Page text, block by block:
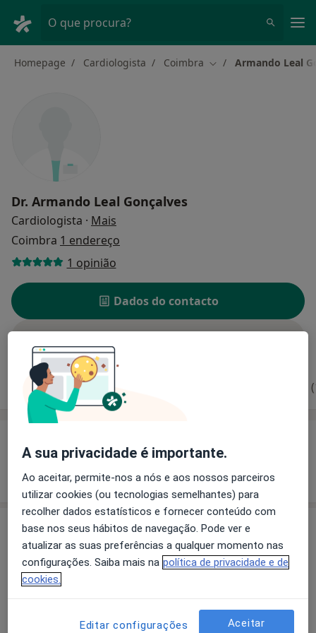
O que procura?
Homepage Cardiologista Coimbra Mudar de cidade
Armando Leal
Dr. Armando Leal Gonçalves
Cardiologista · Mais
Coimbra 1 endereço
1 opinião
Dados do contacto
Experiência Opiniões
Mostrar mais detalhes
sobre a experiência
Preços
Sem informação sobre serviços e preços
Este especialista ainda não adicionou nenhuma
A sua privacidade é importante.
Ao aceitar, permite-nos a nós e aos nossos parceiros
utilizar cookies (ou tecnologias semelhantes) para
recolher dados estatísticos e fornecer conteúdo com
base nos seus hábitos de navegação. Pode ver e
atualizar as suas preferências a qualquer momento nas
configurações. Saiba mais na política de privacidade e de
cookies.
Editar configurações Aceitar